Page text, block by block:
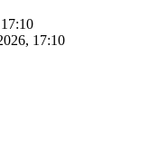
17:10